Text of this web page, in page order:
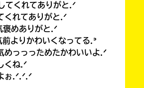
してくれてありがと.ᐟ
くれてありがと.ᐟ
褒めありがと.ᐟ
前よりかわいくなってる.ᐣ
めっっっためたかわいいよ.ᐟ
くね.ᐟ
ぉ.ᐟ.ᐟ.ᐟ